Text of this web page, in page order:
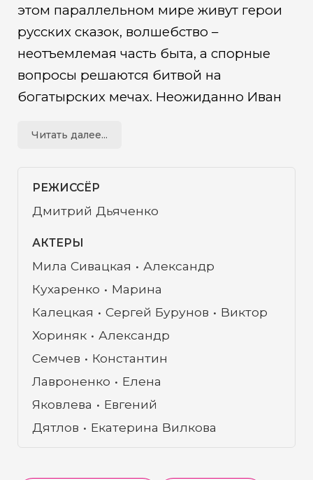
этом параллельном мире живут герои
русских сказок, волшебство –
неотъемлемая часть быта, а спорные
вопросы решаются битвой на
богатырских мечах. Неожиданно Иван
светлых и темных сил, вот только
происходящих событиях, по всеобщему
мнению, уготована именно ему. Год: 2017
Читать далее...
РЕЖИССЁР
Дмитрий Дьяченко
АКТЕРЫ
Мила Сивацкая
Александр
Кухаренко
Марина
Калецкая
Сергей Бурунов
Виктор
Хориняк
Александр
Семчев
Константин
Лавроненко
Елена
Яковлева
Евгений
Дятлов
Екатерина Вилкова